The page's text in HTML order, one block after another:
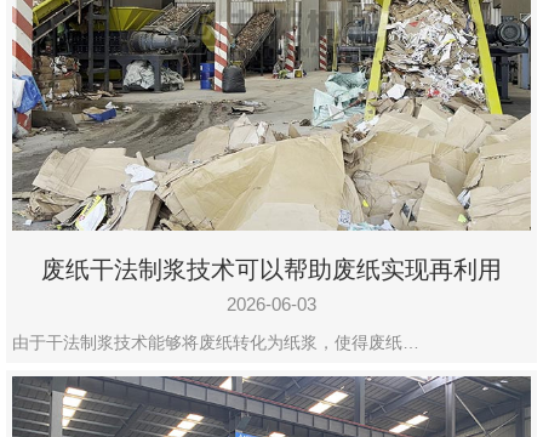
废纸干法制浆技术可以帮助废纸实现再利用
2026-06-03
由于干法制浆技术能够将废纸转化为纸浆，使得废纸…